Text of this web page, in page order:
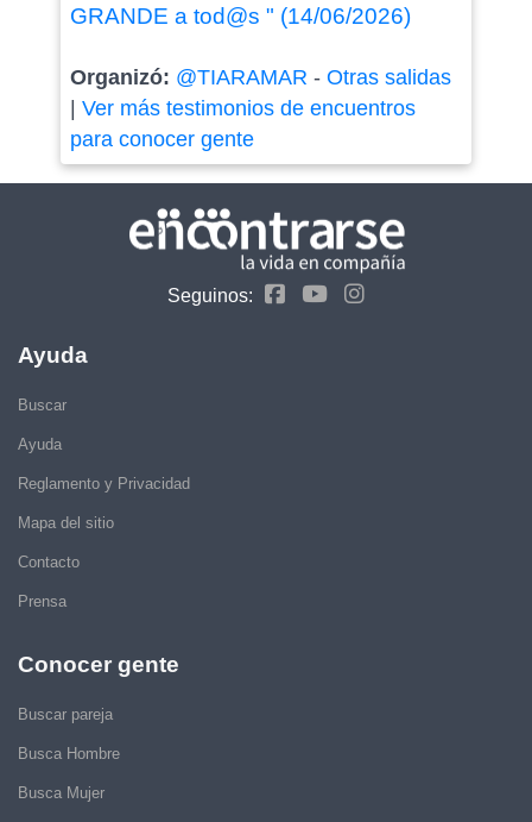
GRANDE a tod@s " (14/06/2026)
Organizó: @TIARAMAR - Otras salidas
| Ver más testimonios de encuentros
para conocer gente
Seguinos:
Ayuda
Buscar
Ayuda
Reglamento y Privacidad
Mapa del sitio
Contacto
Prensa
Conocer gente
Buscar pareja
Busca Hombre
Busca Mujer